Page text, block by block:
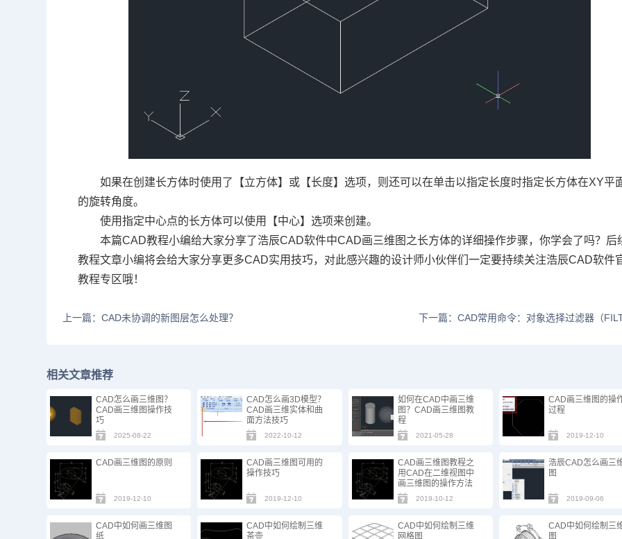
如果在创建长方体时使用了【立方体】或【长度】选项，则还可以在单击以指定长度时指定长方体在XY平
的旋转角度。
使用指定中心点的长方体可以使用【中心】选项来创建。
本篇CAD教程小编给大家分享了浩辰CAD软件中CAD画三维图之长方体的详细操作步骤，你学会了吗？后
教程文章小编将会给大家分享更多CAD实用技巧，对此感兴趣的设计师小伙伴们一定要持续关注浩辰CAD软件
教程专区哦！
上一篇：CAD未协调的新图层怎么处理？ 下一篇：CAD常用命令：对象选择过滤器（
相关文章推荐
CAD怎么画三维图？
CAD画三维图操作技
巧
2025-08-22
CAD怎么画3D模型？
CAD画三维实体和曲
面方法技巧
2022-10-12
如何在CAD中画三维
图？CAD画三维图教
程
2021-05-28
CAD画三维图的操
过程
2019-12-10
CAD画三维图的原则
2019-12-10
CAD画三维图可用的
操作技巧
2019-12-10
CAD画三维图教程之
用CAD在二维视图中
画三维图的操作方法
2019-10-12
浩辰CAD怎么画三
图
2019-09-06
CAD中如何画三维图
纸
CAD中如何绘制三维
茶壶
CAD中如何绘制三维
网格图
CAD中如何绘制三
图